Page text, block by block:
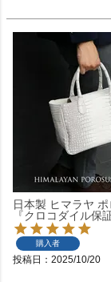
日本製 ヒマラヤ
『クロコダイル保
購入者
投稿日 2025/10/20